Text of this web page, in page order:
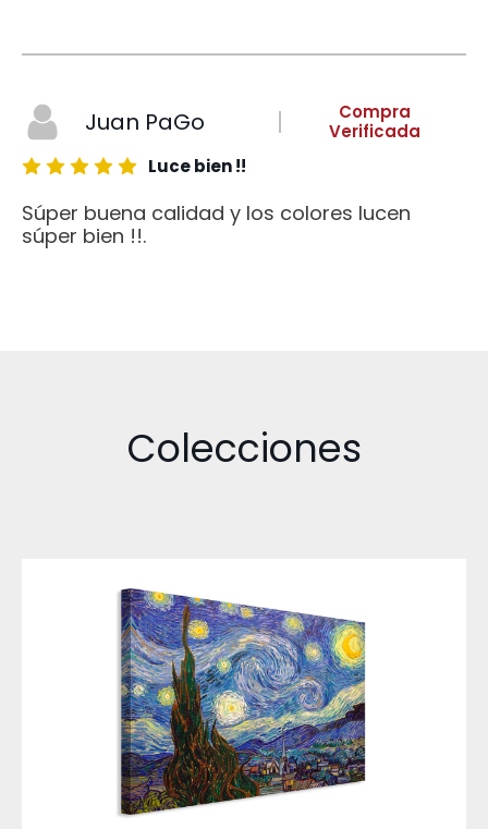
Juan PaGo
Compra
Verificada
Luce bien !!
Súper buena calidad y los colores lucen
súper bien !!.
Colecciones